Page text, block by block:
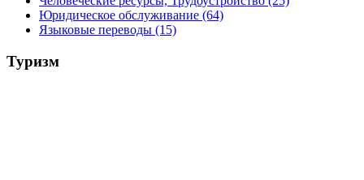
Юридическое обслуживание (64)
Языковые переводы (15)
Туризм